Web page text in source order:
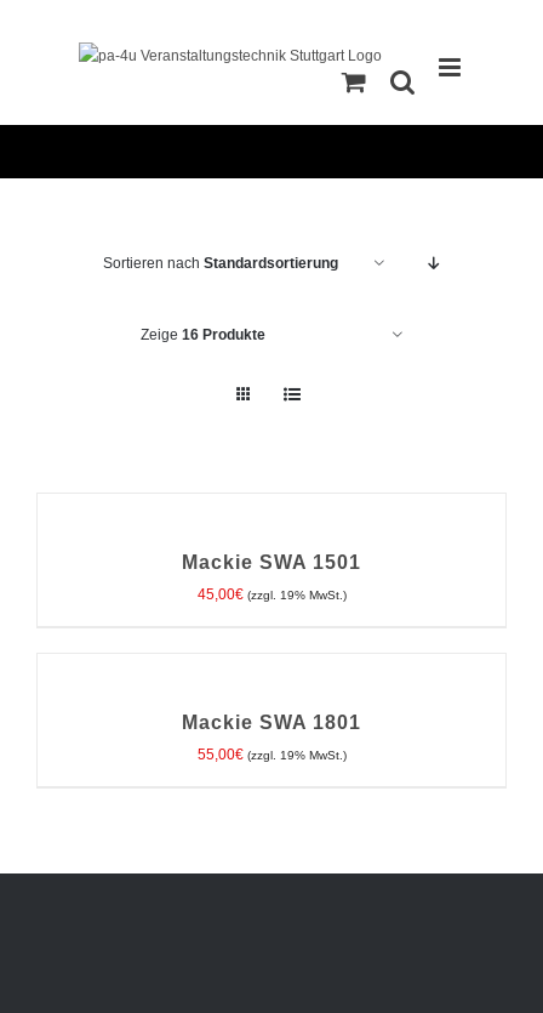
Sortieren nach Standardsortierung
Zeige 16 Produkte
Mackie SWA 1501
45,00€ (zzgl. 19% MwSt.)
Mackie SWA 1801
55,00€ (zzgl. 19% MwSt.)